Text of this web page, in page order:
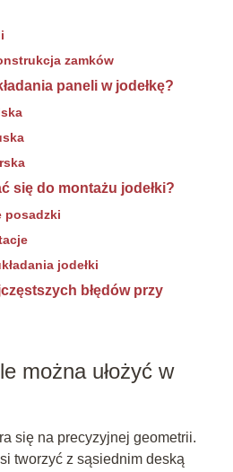
zamków
paneli w jodełkę?
się do montażu jodełki?
posadzki
jodełki
błędów przy
można ułożyć w
się na precyzyjnej geometrii.
tworzyć z sąsiednim deską